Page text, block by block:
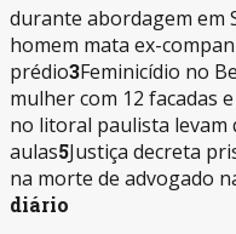
durante abordagem em
homem mata ex-
prédio3Feminicídio no
mulher com 12 facadas
no litoral paulista levam
aulas5Justiça decreta
na morte de advogado
diário